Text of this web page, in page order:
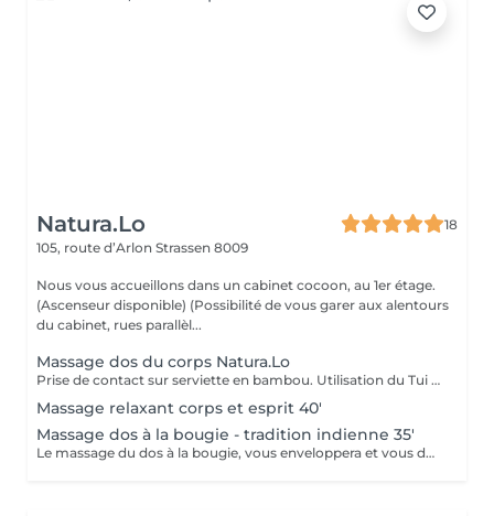
Natura.Lo
18
105, route d’Arlon Strassen 8009
Nous vous accueillons dans un cabinet cocoon, au 1er étage.
(Ascenseur disponible) (Possibilité de vous garer aux alentours
du cabinet, rues parallèl...
Massage dos du corps Natura.Lo
Prise de contact sur serviette en bambou. Utilisation du Tui Na afin d'améliorer la circulation énergétique, utilisation du Lomi-Lomi, utilisation méthode relaxante. Utilisation d'huile végétale. Pression selon vos besoins. (Du crâne jusqu'aux orteils) Chèque cadeau disponible (Montant de votre choix, celui-ci est à indiquer lors de votre demande)
Massage relaxant corps et esprit 40'
Massage dos à la bougie - tradition indienne 35'
Le massage du dos à la bougie, vous enveloppera et vous donnera une sensation très réconfortante, avec la bougie qui apporte son soin onctueux